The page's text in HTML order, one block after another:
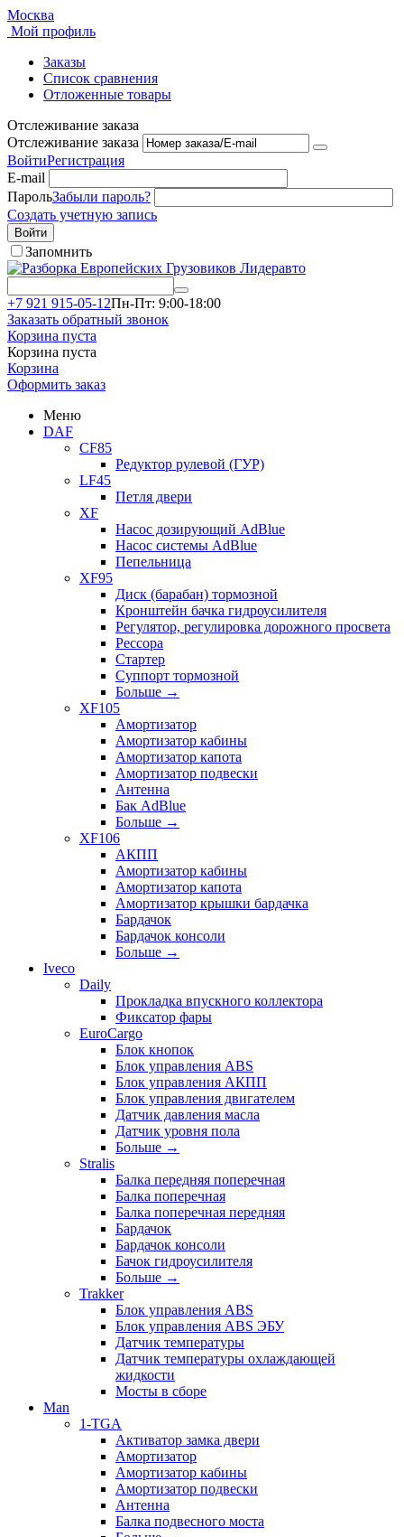
Москва
Мой профиль
Заказы
Список сравнения
Отложенные товары
Отслеживание заказа
Отслеживание заказа
ВойтиРегистрация
E-mail
ПарольЗабыли пароль?
Создать учетную запись
Войти
Запомнить
+7 921 915-05-12Пн-Пт: 9:00-18:00
Заказать обратный звонок
Корзина пуста
Корзина пуста
Корзина
Оформить заказ
Меню
DAF
CF85
Редуктор рулевой (ГУР)
LF45
Петля двери
XF
Насос дозирующий AdBlue
Насос системы AdBlue
Пепельница
XF95
Диск (барабан) тормозной
Кронштейн бачка гидроусилителя
Регулятор, регулировка дорожного просвета
Рессора
Стартер
Суппорт тормозной
Больше →
XF105
Амортизатор
Амортизатор кабины
Амортизатор капота
Амортизатор подвески
Антенна
Бак AdBlue
Больше →
XF106
АКПП
Амортизатор кабины
Амортизатор капота
Амортизатор крышки бардачка
Бардачок
Бардачок консоли
Больше →
Iveco
Daily
Прокладка впускного коллектора
Фиксатор фары
EuroCargo
Блок кнопок
Блок управления ABS
Блок управления АКПП
Блок управления двигателем
Датчик давления масла
Датчик уровня пола
Больше →
Stralis
Балка передняя поперечная
Балка поперечная
Балка поперечная передняя
Бардачок
Бардачок консоли
Бачок гидроусилителя
Больше →
Trakker
Блок управления ABS
Блок управления ABS ЭБУ
Датчик температуры
Датчик температуры охлаждающей
жидкости
Мосты в сборе
Man
1-TGA
Активатор замка двери
Амортизатор
Амортизатор кабины
Амортизатор подвески
Антенна
Балка подвесного моста